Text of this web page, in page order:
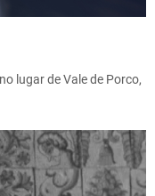
lugar de Vale de Porco,